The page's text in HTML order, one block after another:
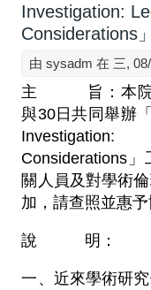
Investigation:
Considerations
由sysadm 在 三,
主 旨：本院與
與30日共同舉辦
Considerations
關人員及對學術
加，請查照並惠予
說 明：
一、近來學術研